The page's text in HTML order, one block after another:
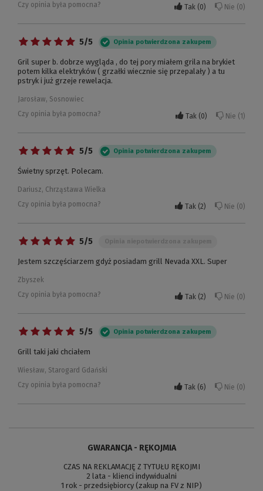
Czy opinia była pomocna?
Tak 0 Nie 0
5/5 Opinia potwierdzona zakupem
Gril super b. dobrze wygląda , do tej pory miałem grila na brykiet
potem kilka elektryków ( grzałki wiecznie się przepalały ) a tu
pstryk i już grzeje rewelacja.
Jarosław, Sosnowiec
Czy opinia była pomocna?
Tak 0 Nie 1
5/5 Opinia potwierdzona zakupem
Świetny sprzęt. Polecam.
Dariusz, Chrząstawa Wielka
Czy opinia była pomocna?
Tak 2 Nie 0
5/5
Jestem szczęściarzem gdyż posiadam grill Nevada XXL. Super
Zbyszek
Czy opinia była pomocna?
Tak 2 Nie 0
5/5 Opinia potwierdzona zakupem
Grill taki jaki chciałem
Wiesław, Starogard Gdański
Czy opinia była pomocna?
Tak 6 Nie 0
GWARANCJA - RĘKOJMIA
CZAS NA REKLAMACJĘ Z TYTUŁU RĘKOJMI
2 lata - klienci indywidualni
1 rok - przedsiębiorcy (zakup na FV z NIP)